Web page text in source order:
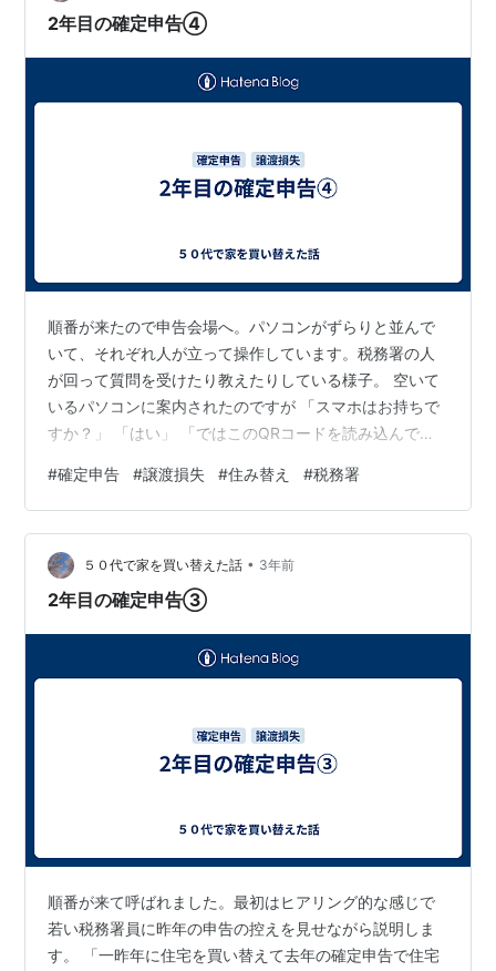
うと、令和３年分の確定申告では、譲渡損失780万円の
2年目の確定申告④
順番が来たので申告会場へ。パソコンがずらりと並んで
いて、それぞれ人が立って操作しています。税務署の人
が回って質問を受けたり教えたりしている様子。 空いて
いるパソコンに案内されたのですが 「スマホはお持ちで
すか？」 「はい」 「ではこのQRコードを読み込んでい
いるQRコードを読み込んだら電子申告の画面が出てきま
した。 作成を開始します。 ええと、まずは作成する申告
書の選択。 「所得税」でいいんだよね。 申告する収入の
選択。 給与、公的年金、雑収入、一時所得、株式、それ
以外の収入から選ぶことになっているけど、自宅を買い
#確定申告 #譲渡損失 #住み替え #税務署
５０代で家を買い替えた話 • 3年前
2年目の確定申告③
順番が来て呼ばれました。最初はヒアリング的な感じで
若い税務署員に昨年の申告の控えを見せながら説明しま
す。 「一昨年に住宅を買い替えて去年の確定申告で住宅